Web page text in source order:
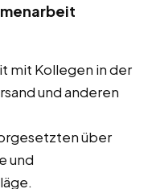
mit Kollegen in der
und anderen
über
und